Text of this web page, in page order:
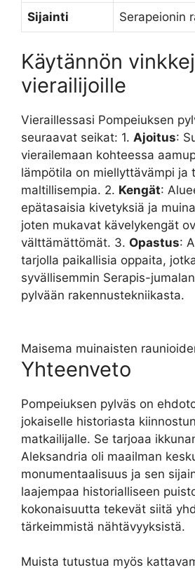
Sijainti Serapeionin
Käytännön
vierailijoille
Vieraillessasi Pompeiuksen
seuraavat seikat: 1. Ajoitus:
vierailemaan kohteessa
lämpötila on miellyttävämpi ja
maltillisempia. 2. Kengät:
epätasaisia kivetyksiä ja
joten mukavat kävelykengät
välttämättömät. 3. Opastus:
tarjolla paikallisia oppaita,
syvällisemmin Serapis-
pylvään rakennustekniikasta.
Maisema muinaisten
Yhteenveto
Pompeiuksen pylväs on
jokaiselle historiasta
matkailijalle. Se tarjoaa
Aleksandria oli maailman
monumentaalisuus ja sen
laajempaa historialliseen
kokonaisuutta tekevät siitä
tärkeimmistä nähtävyyksistä.
Muista tutustua myös